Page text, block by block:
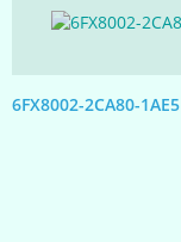
6FX8002-2CA80-1AE5